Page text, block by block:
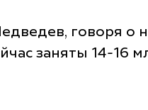
говоря о
заняты 14-16